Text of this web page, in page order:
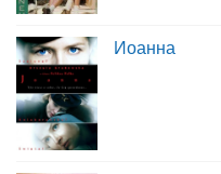
Иоанна